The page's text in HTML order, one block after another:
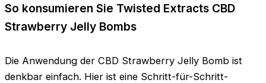
So konsumieren Sie Twisted Extracts CBD
Strawberry Jelly Bombs
Die Anwendung der CBD Strawberry Jelly Bomb ist
denkbar einfach. Hier ist eine Schritt-für-Schritt-